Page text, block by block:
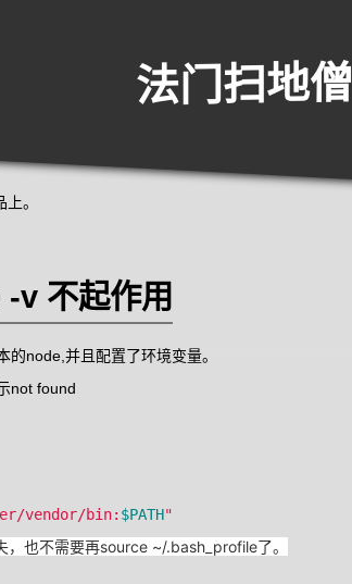
法门扫地僧
。
v 不起作用
node,并且配置了环境变量。
not found
vendor/bin: $PATH"
也不需要再source ~/.bash_profile了。